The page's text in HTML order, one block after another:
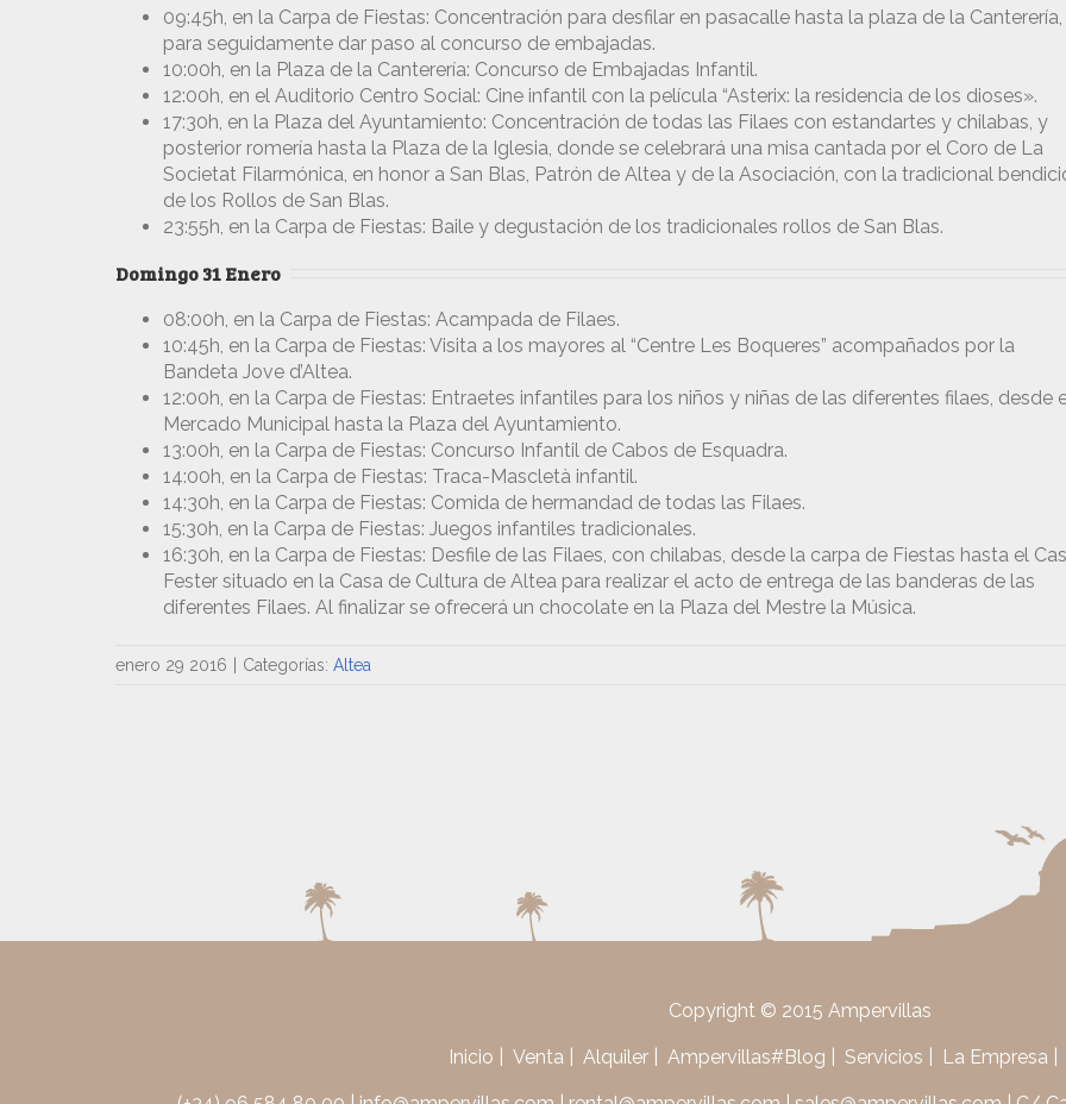
09:45h, en la Carpa de Fiestas: Concentración para desfilar en pasacalle hasta la plaza de la Canterería,
para seguidamente dar paso al concurso de embajadas.
10:00h, en la Plaza de la Canterería: Concurso de Embajadas Infantil.
12:00h, en el Auditorio Centro Social: Cine infantil con la película “Asterix: la residencia de los dioses».
17:30h, en la Plaza del Ayuntamiento: Concentración de todas las Filaes con estandartes y chilabas, y
posterior romería hasta la Plaza de la Iglesia, donde se celebrará una misa cantada por el Coro de La
Societat Filarmónica, en honor a San Blas, Patrón de Altea y de la Asociación, con la tradicional
de los Rollos de San Blas.
23:55h, en la Carpa de Fiestas: Baile y degustación de los tradicionales rollos de San Blas.
Domingo 31 Enero
08:00h, en la Carpa de Fiestas: Acampada de Filaes.
10:45h, en la Carpa de Fiestas: Visita a los mayores al “Centre Les Boqueres” acompañados por la
Bandeta Jove d’Altea.
12:00h, en la Carpa de Fiestas: Entraetes infantiles para los niños y niñas de las diferentes filaes, desde
Mercado Municipal hasta la Plaza del Ayuntamiento.
13:00h, en la Carpa de Fiestas: Concurso Infantil de Cabos de Esquadra.
14:00h, en la Carpa de Fiestas: Traca-Mascletà infantil.
14:30h, en la Carpa de Fiestas: Comida de hermandad de todas las Filaes.
15:30h, en la Carpa de Fiestas: Juegos infantiles tradicionales.
16:30h, en la Carpa de Fiestas: Desfile de las Filaes, con chilabas, desde la carpa de Fiestas hasta el
Fester situado en la Casa de Cultura de Altea para realizar el acto de entrega de las banderas de las
diferentes Filaes. Al finalizar se ofrecerá un chocolate en la Plaza del Mestre la Música.
enero 29 2016 Categorías: Altea
Copyright © 2015 Ampervillas
Inicio Venta Alquiler Ampervillas#Blog Servicios La Empresa